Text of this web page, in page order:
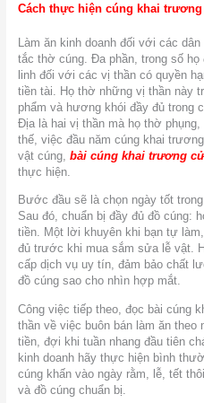
Cách thực hiện cúng khai
Làm ăn kinh doanh đối với các
tắc thờ cúng. Đa phần, trong số
linh đối với các vị thần có quyền
tiền tài. Họ thờ những vị thần này
phẩm và hương khói đầy đủ trong
Địa là hai vị thần mà họ thờ
thế, việc đầu năm cúng khai
vật cúng, bài cúng khai trương
thực hiện.
Bước đầu sẽ là chọn ngày tốt
Sau đó, chuẩn bị đầy đủ đồ cúng:
tiền. Một lời khuyên khi bạn tự
đủ trước khi mua sắm sửa lễ vật.
cấp dịch vụ uy tín, đảm bảo chất
đồ cúng sao cho nhìn hợp mắt.
Công việc tiếp theo, đọc bài cúng
thần về việc buôn bán làm ăn theo
tiền, đợi khi tuần nhang đầu tiên
kinh doanh hãy thực hiện bình
cúng khấn vào ngày rằm, lễ, tết
và đồ cúng chuẩn bị.